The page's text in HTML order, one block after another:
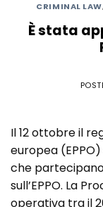
CRIMINAL LAW
È stata
Il 12 ottobre il
europea
che
sull’EPPO. La
operativa tra il